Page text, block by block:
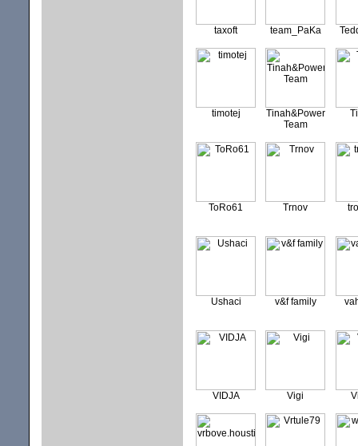
taxoft team_PaKa
timotej
Tinah&Power
Team
ToRo61 Trnov
Ushaci v&f family
VIDJA Vigi